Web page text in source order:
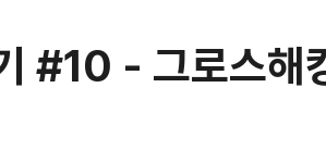
#10 - 그로스해